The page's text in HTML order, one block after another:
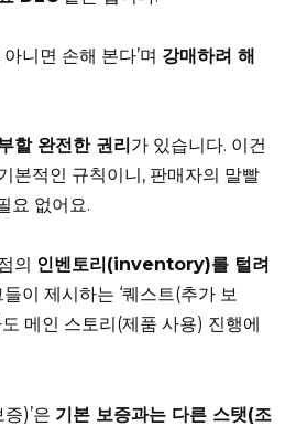
니면 손해 본다’며 강매하려 해
할 완전한 권리가 있습니다. 이건
본적인 규칙이니, 판매자의 말빨
요 없어요.
의 인벤토리(inventory)를 털려
이 제시하는 ‘퀘스트(추가 보
메인 스토리(제품 사용) 진행에
)’은 기본 보증과는 다른 스탯(조